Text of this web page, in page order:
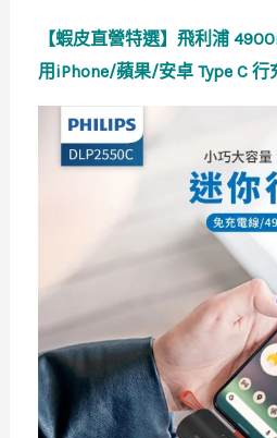
【蝦皮直營特選】飛利浦
用iPhone/蘋果/安卓 Type C 行